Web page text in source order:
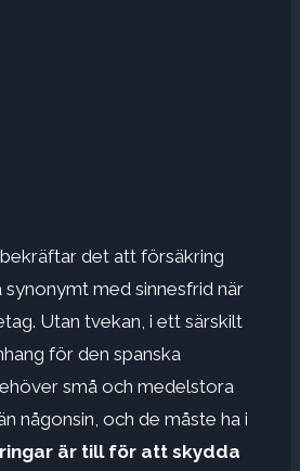
det att försäkring
med sinnesfrid när
Utan tvekan, i ett särskilt
för den spanska
små och medelstora
någonsin, och de måste ha i
är till för att skydda